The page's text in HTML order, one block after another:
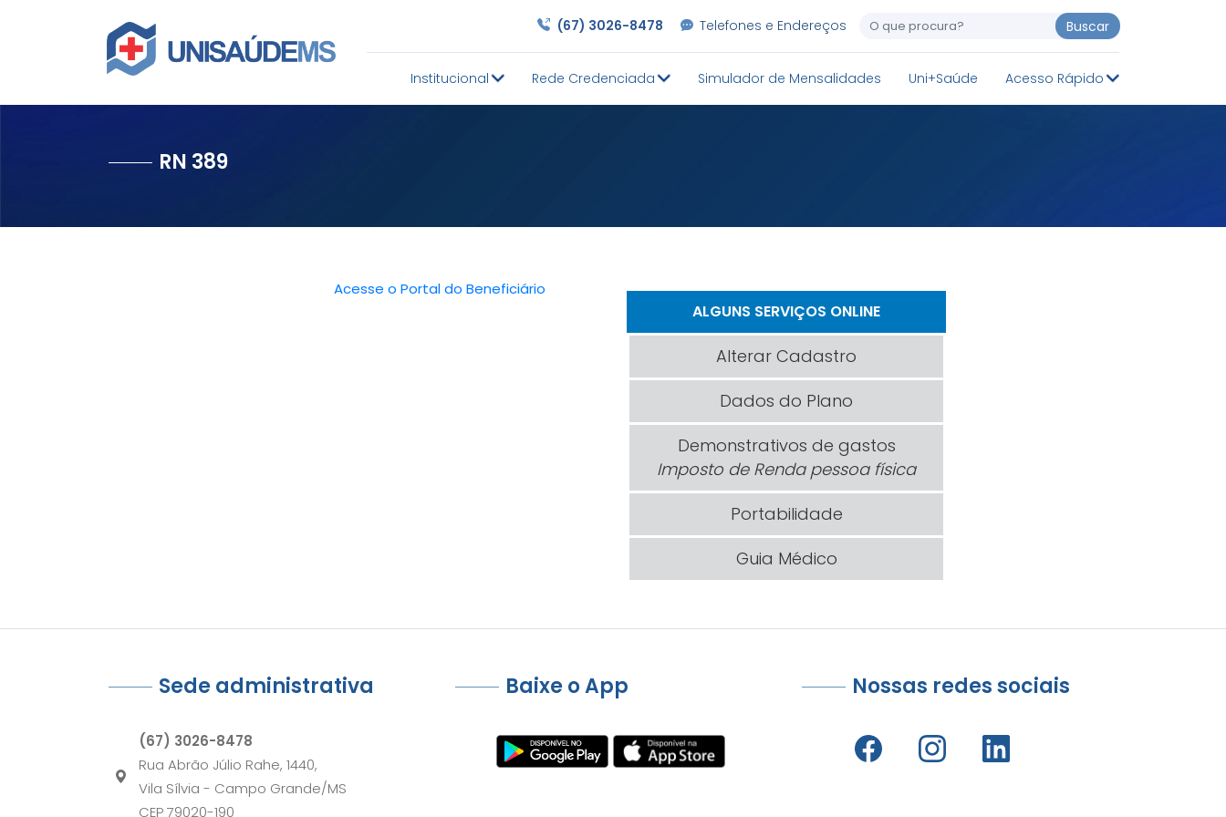
(67) 3026-8478 Telefones e Endereços Buscar
Institucional Rede Credenciada Simulador de Mensalidades Uni+Saúde Acesso Rápido
RN 389
Acesse o Portal do Beneficiário
ALGUNS SERVIÇOS ONLINE
Alterar Cadastro
Dados do Plano
Demonstrativos de gastos
Imposto de Renda pessoa física
Portabilidade
Guia Médico
Sede administrativa
(67) 3026-8478
Rua Abrão Júlio Rahe, 1440,
Vila Sílvia - Campo Grande/MS
CEP 79020-190
Baixe o App Nossas redes sociais